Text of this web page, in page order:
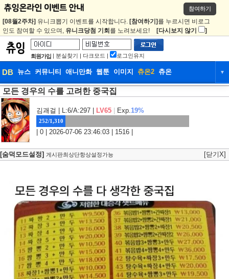
참여하기
[08월2주차] 유니크뽑기 이벤트를 시작합니다. [참여하기] 를 누르시면 비로그
인도 참여할 수 있으며, 유니크당첨 기회 를 노려보세요! [다시보지 않기 ]
회원가입 | 분실찾기 | 다크모드 | 로그인유지
DB 뉴스 커뮤니티 애니만화 웹툰 이미지 츄온2 츄온 ▼
DB 뉴스
웹툰 이미지 츄온2
모든 경우의 수를 고려한 중국집
김괘걸 | L:6/A:297 | LV65 Exp.19%
252/1,310
| 0 | 2026-07-06 23:46:03 | 1516 |
[숨덕모드설정] 게시판최상단항상설정가능 [닫기X]